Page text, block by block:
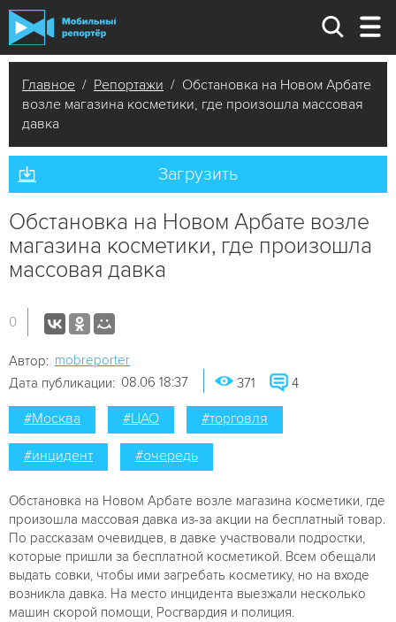
Главное / Репортажи / Обстановка на Новом Арбате
возле магазина косметики, где произошла массовая
давка
Загрузить
Обстановка на Новом Арбате возле
магазина косметики, где произошла
массовая давка
0
Автор: mobreporter
Дата публикации: 08.06 18:37 371 4
#Москва #ЦАО #торговля
#инцидент #очередь
Обстановка на Новом Арбате возле магазина косметики, где
произошла массовая давка из-за акции на бесплатный товар.
По рассказам очевидцев, в давке участвовали подростки,
которые пришли за бесплатной косметикой. Всем обещали
выдать совки, чтобы ими загребать косметику, но на входе
возникла давка. На место инцидента выезжали несколько
машин скорой помощи, Росгвардия и полиция.